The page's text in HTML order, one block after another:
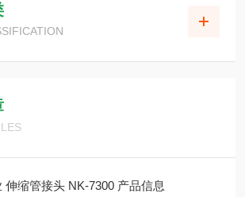
伸缩管接头 NK-7300 产品信息